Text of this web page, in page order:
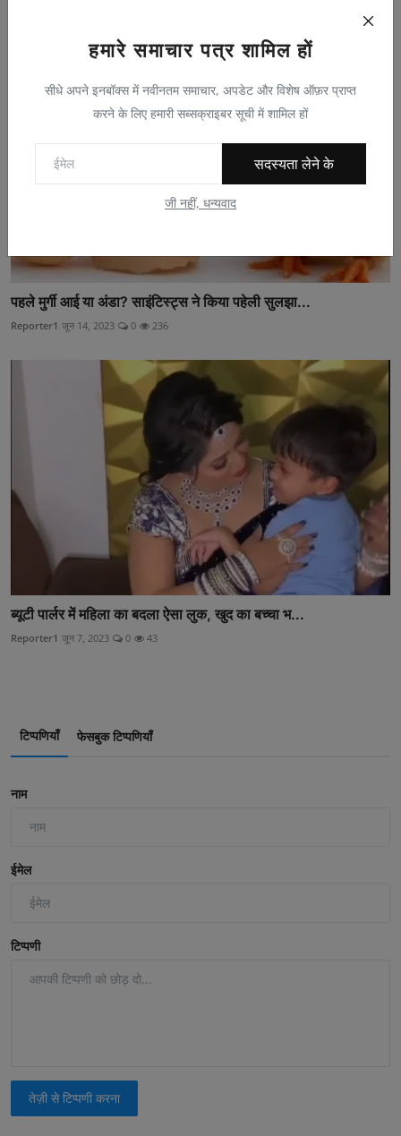
हमारे समाचार पत्र शामिल हों
सीधे अपने इनबॉक्स में नवीनतम समाचार, अपडेट और विशेष ऑफ़र प्राप्त
करने के लिए हमारी सब्सक्राइबर सूची में शामिल हों
सदस्यता लेने के
जी नहीं, धन्यवाद
पहले मुर्गी आई या अंडा? साइंटिस्ट्स ने किया पहेली सुलझा...
Reporter1 जून 14, 2023 0 236
ब्यूटी पार्लर में महिला का बदला ऐसा लुक, खुद का बच्चा भ...
Reporter1 जून 7, 2023 0 43
टिप्पणियाँ फेसबुक टिप्पणियाँ
नाम
ईमेल
टिप्पणी
तेज़ी से टिप्पणी करना